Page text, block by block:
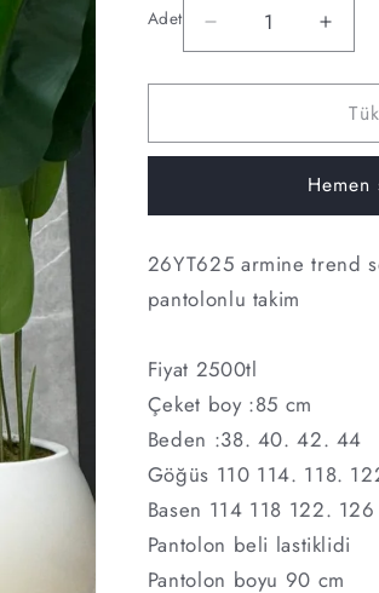
Adet
Armine
trend
TAKIM
kod:
adedi
trend
takim
kod:
için
Hemen
26YT625 armine trend
pantolonlu takim
Fiyat 2500tl
Çeket boy :85 cm
Beden :38. 40. 42. 44
Göğüs 110 114. 118.
Basen 114 118 122. 126
Pantolon beli lastiklidi
Pantolon boyu 90 cm